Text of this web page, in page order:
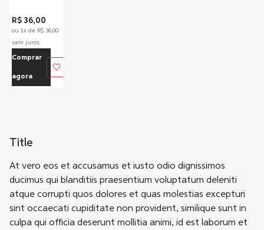
R$ 36,00
ou 1x de R$ 36,00
sem juros
Comprar
agora
Title
At vero eos et accusamus et iusto odio dignissimos
ducimus qui blanditiis praesentium voluptatum deleniti
atque corrupti quos dolores et quas molestias excepturi
sint occaecati cupiditate non provident, similique sunt in
culpa qui officia deserunt mollitia animi, id est laborum et